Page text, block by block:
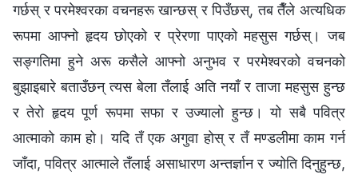
गर्छस् र परमेश्‍वरका वचनहरू खान्छस् र पिउँछस्, तब तैँले अत्यधिक
रूपमा आफ्नो हृदय छोएको र प्रेरणा पाएको महसुस गर्छस्। जब
सङ्गतिमा हुने अरू कसैले आफ्नो अनुभव र परमेश्‍वरको वचनको
बुझाइबारे बताउँछन् त्यस बेला तँलाई अति नयाँ र ताजा महसुस हुन्छ
र तेरो हृदय पूर्ण रूपमा सफा र उज्यालो हुन्छ। यो सबै पवित्र
आत्माको काम हो। यदि तँ एक अगुवा होस् र तँ मण्डलीमा काम गर्न
जाँदा, पवित्र आत्माले तँलाई असाधारण अन्तर्ज्ञान र ज्योति दिनुहुन्छ,